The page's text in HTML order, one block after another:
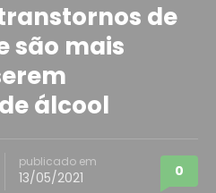
de
são mais
álcool
publicado em
13/05/2021 0